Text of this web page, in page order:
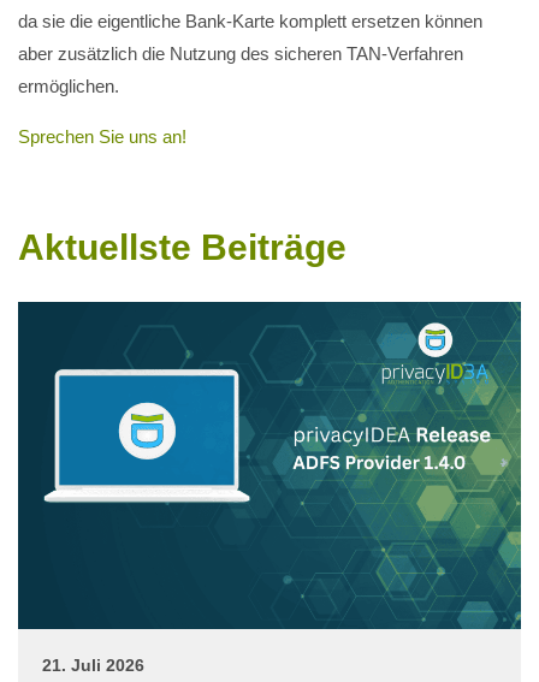
da sie die eigentliche Bank-Karte komplett ersetzen können
aber zusätzlich die Nutzung des sicheren TAN-Verfahren
ermöglichen.
Sprechen Sie uns an!
Aktuellste Beiträge
21. Juli 2026